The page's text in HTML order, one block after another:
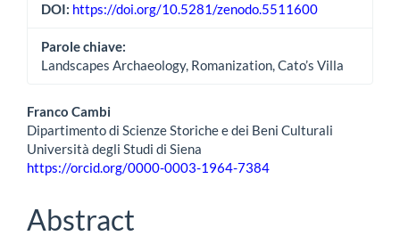
DOI: https://doi.org/10.5281/zenodo.5511600
Parole chiave:
Landscapes Archaeology, Romanization, Cato’s Villa
Contenuto
principale
dell'articolo
Franco Cambi
Dipartimento di Scienze Storiche e dei Beni Culturali
Università degli Studi di Siena
https://orcid.org/0000-0003-1964-7384
Abstract